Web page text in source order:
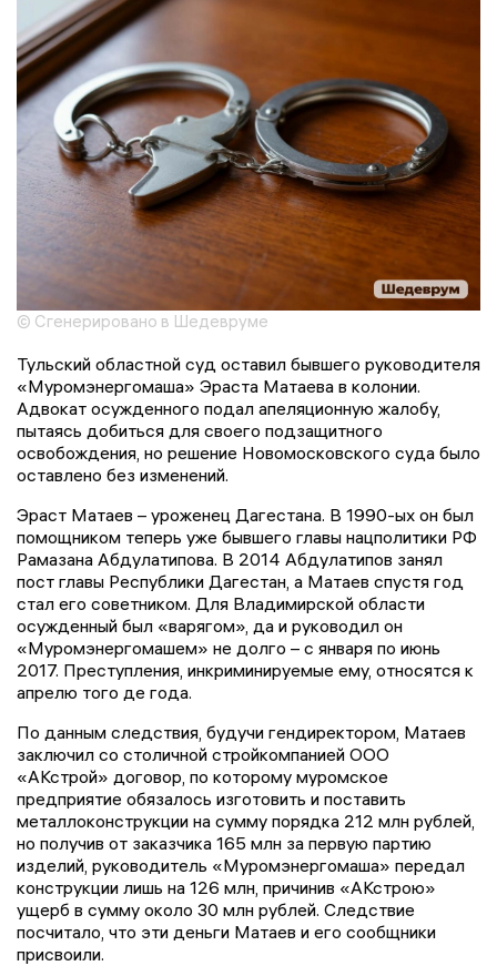
© Сгенерировано в Шедевруме
Тульский областной суд оставил бывшего руководителя
«Муромэнергомаша» Эраста Матаева в колонии.
Адвокат осужденного подал апеляционную жалобу,
пытаясь добиться для своего подзащитного
освобождения, но решение Новомосковского суда было
оставлено без изменений.
Эраст Матаев – уроженец Дагестана. В 1990-ых он был
помощником теперь уже бывшего главы нацполитики РФ
Рамазана Абдулатипова. В 2014 Абдулатипов занял
пост главы Республики Дагестан, а Матаев спустя год
стал его советником. Для Владимирской области
осужденный был «варягом», да и руководил он
«Муромэнергомашем» не долго – с января по июнь
2017. Преступления, инкриминируемые ему, относятся к
апрелю того де года.
По данным следствия, будучи гендиректором, Матаев
заключил со столичной стройкомпанией ООО
«АКстрой» договор, по которому муромское
предприятие обязалось изготовить и поставить
металлоконструкции на сумму порядка 212 млн рублей,
но получив от заказчика 165 млн за первую партию
изделий, руководитель «Муромэнергомаша» передал
конструкции лишь на 126 млн, причинив «АКстрою»
ущерб в сумму около 30 млн рублей. Следствие
посчитало, что эти деньги Матаев и его сообщники
присвоили.